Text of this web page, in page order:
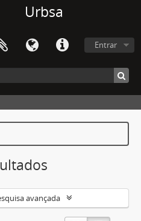
Urbsa
Entrar
avançada